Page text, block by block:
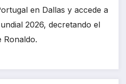
en Dallas y accede a
2026, decretando el
Ronaldo.